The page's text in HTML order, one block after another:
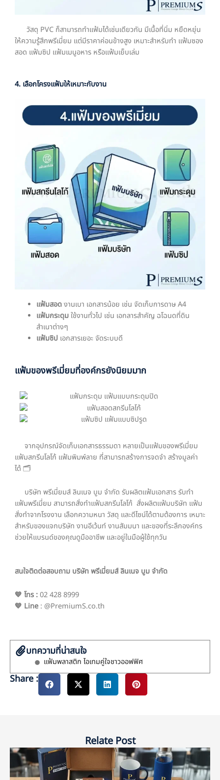
วัสดุ PVC ก็สามารถทำแฟ้มได้เช่นเดียวกัน มีเนื้อที่นิ่ม หยืดหยุ่น
ให้ความรู้สึกพรีเมี่ยม แต่มีราคาค่อนข้างสูง เหมาะสำหรับทำ แฟ้มซอง
สอด แฟ้มซิป แฟ้มเมนูอหาร หรือแฟ้มเย็บเล่ม
4. เลือกโครงแฟ้มให้เหมาะกับงาน
แฟ้มสอดงานเบา เอกสารน้อย เช่น จัดเก็บการดาษ A4
แฟ้มกระดุมใช้งานทั่วไป เช่น เอกลารสำคัญ ฉโฉนดที่ดิน
สำเนาต่างๆ
แฟ้มซิปเอกสารเยอะ จัดระบบดี
แฟ้มของพรีเมี่ยมที่องค์กรยังนิยมมาก
จากอุปกรณ์จัดเก็บเอกสารธรรมดา หลายเป็นแฟ้มของพรีเมี่ยม
แฟ้มสกรีนโลโก้ แฟ้มพิมพ์ลาย ที่สามารถสร้างการจดจำ สร้างมูลค่า
ได้ 🗂️
บริษัท พรีเมี่ยมส์ ลินเนจ บูม จำกัด รับผลิตแฟ้มเอกสาร รับทำ
แฟ้มพรีเมี่ยม สามารถสั่งทำแฟ้มสกรีนโลโก้ สั่งผลิตแฟ้มบริษัท แฟ้ม
สั่งทำจากโรงงาน เลือกความหนา วัสดุ และดีไซน์ได้ตามต้องการ เหมาะ
สำหรับของแจกบริษัท งานอีเว้นท์ งานสัมมนา และของที่ระลึกองค์กร
ช่วยให้แบรนด์ของคุณดูมืออาชีพ และอยู่ในมือผู้ใช้ทุกวัน
สนใจติดต่อสอบถาม บริษัท พรีเมี่ยมส์ ลินเนจ บูม จำกัด
💙 โทร :02 428 8999
💙 Line : @PremiumS.co.th
บทความที่น่าสนใจ
แฟ้มพลาสติก ไอเทมคู่ใจชาวออฟฟิศ
Share :
Relate Post